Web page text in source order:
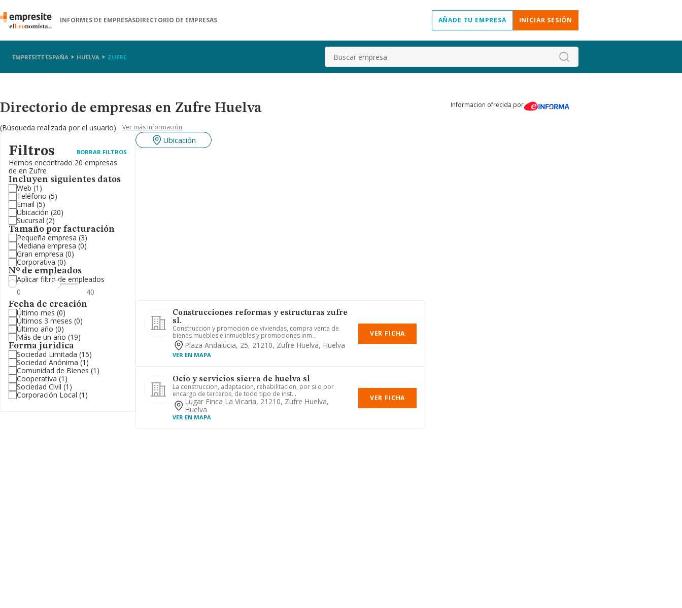
INFORMES DE EMPRESASDIRECTORIO DE EMPRESAS AÑADE TU EMPRESA INICIAR SESIÓN
EMPRESITE ESPAÑA HUELVA ZUFRE Buscar
Directorio de empresas en Zufre Huelva
(Búsqueda realizada por el usuario) Ver más información
Filtros BORRAR FILTROS
Hemos encontrado 20 empresas
de en Zufre
Incluyen siguientes datos
Web (1)
Teléfono (5)
Email (5)
Ubicación (20)
Sucursal (2)
Tamaño por facturación
Pequeña empresa (3)
Mediana empresa (0)
Gran empresa (0)
Corporativa (0)
Nº de empleados
Aplicar filtro de empleados
Fecha de creación
Último mes (0)
Últimos 3 meses (0)
Último año (0)
Más de un año (19)
Forma jurídica
Sociedad Limitada (15)
Sociedad Anónima (1)
Comunidad de Bienes (1)
Cooperativa (1)
Sociedad Civil (1)
Corporación Local (1)
Ubicación
Construcciones reformas y estructuras zufre
sl.
Construccion y promocion de viviendas, compra venta de
bienes muebles e inmuebles y promociones inm...
Plaza Andalucia, 25, 21210, Zufre Huelva, Huelva
VER EN MAPA
VER FICHA
Ocio y servicios sierra de huelva sl
La construccion, adaptacion, rehabilitacion, por si o por
encargo de terceros, de todo tipo de inst...
Lugar Finca La Vicaria, 21210, Zufre Huelva,
Huelva
VER EN MAPA
VER FICHA
Informacion ofrecida por